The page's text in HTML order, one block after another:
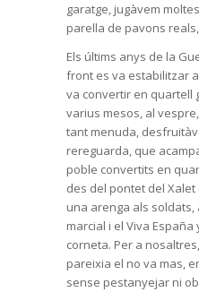
garatge, jugàvem
parella de pavons
Els últims anys de la
front es va estabilitzar
va convertir en quartell
varius mesos, al
tant menuda,
rereguarda, que
poble convertits en
des del pontet del
una arenga als
marcial i el Viva España
corneta. Per a
pareixia el no va mas,
sense pestanyejar ni